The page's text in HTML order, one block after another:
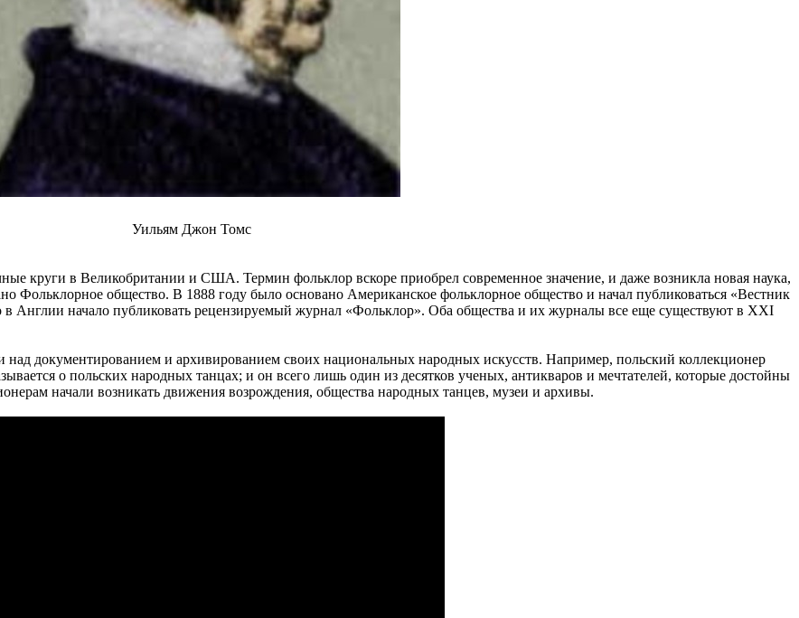
Уильям Джон Томс
круги в Великобритании и США. Термин фольклор вскоре приобрел современное значение, и даже возникла новая наука,
Фольклорное общество. В 1888 году было основано Американское фольклорное общество и начал публиковаться «Вестник
Англии начало публиковать рецензируемый журнал «Фольклор». Оба общества и их журналы все еще существуют в XXI
документированием и архивированием своих национальных народных искусств. Например, польский коллекционер
о польских народных танцах; и он всего лишь один из десятков ученых, антикваров и мечтателей, которые достойны
начали возникать движения возрождения, общества народных танцев, музеи и архивы.